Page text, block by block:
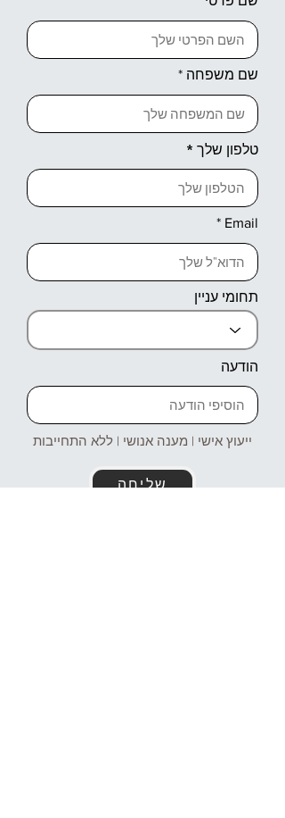
שם משפחה
טלפון שלך
Email
תחומי עניין
הודעה
ייעוץ אישי | מענה אנושי | ללא התחייבות
שליחה